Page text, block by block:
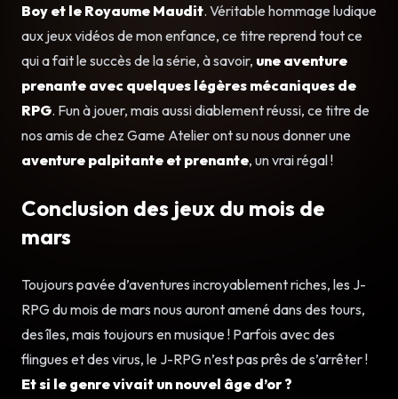
Boy et le Royaume Maudit. Véritable hommage ludique
aux jeux vidéos de mon enfance, ce titre reprend tout ce
qui a fait le succès de la série, à savoir, une aventure
prenante avec quelques légères mécaniques de
RPG. Fun à jouer, mais aussi diablement réussi, ce titre de
nos amis de chez Game Atelier ont su nous donner une
aventure palpitante et prenante, un vrai régal !
Conclusion des jeux du mois de
mars
Toujours pavée d’aventures incroyablement riches, les J-
RPG du mois de mars nous auront amené dans des tours,
des îles, mais toujours en musique ! Parfois avec des
flingues et des virus, le J-RPG n’est pas prês de s’arrêter !
Et si le genre vivait un nouvel âge d’or ?